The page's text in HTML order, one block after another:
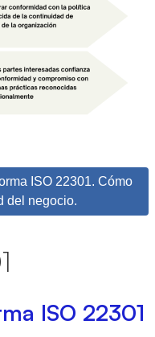
ISO 22301. Cómo
del negocio.
ISO 22301